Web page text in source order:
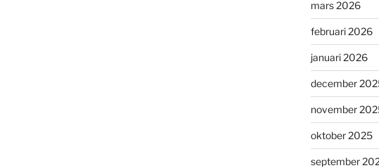
mars 2026
februari 2026
januari 2026
december
november
oktober 2025
september